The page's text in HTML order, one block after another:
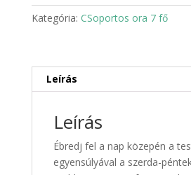
alkalmas
bérlet
péntek
mennyiség
Kategória: CSoportos ora 7 fő
Leírás
Leírás
Ébredj fel a nap közepén a
egyensúlyával a szerda-